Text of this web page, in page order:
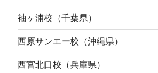
袖ヶ浦校（千葉県）
西原サンエー校（沖縄県）
西宮北口校（兵庫県）